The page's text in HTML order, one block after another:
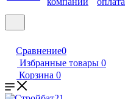
Сравнение0
Избранные товары 0
Корзина 0